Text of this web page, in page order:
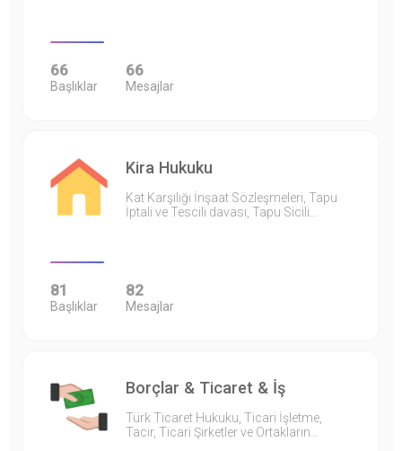
66
Başlıklar
66
Mesajlar
Kira Hukuku
Kat Karşılığı İnşaat Sözleşmeleri, Tapu
İptali ve Tescili davası, Tapu Sicili…
81
Başlıklar
82
Mesajlar
Borçlar & Ticaret & İş
Türk Ticaret Hukuku, Ticari İşletme,
Tacir, Ticari Şirketler ve Ortakların…